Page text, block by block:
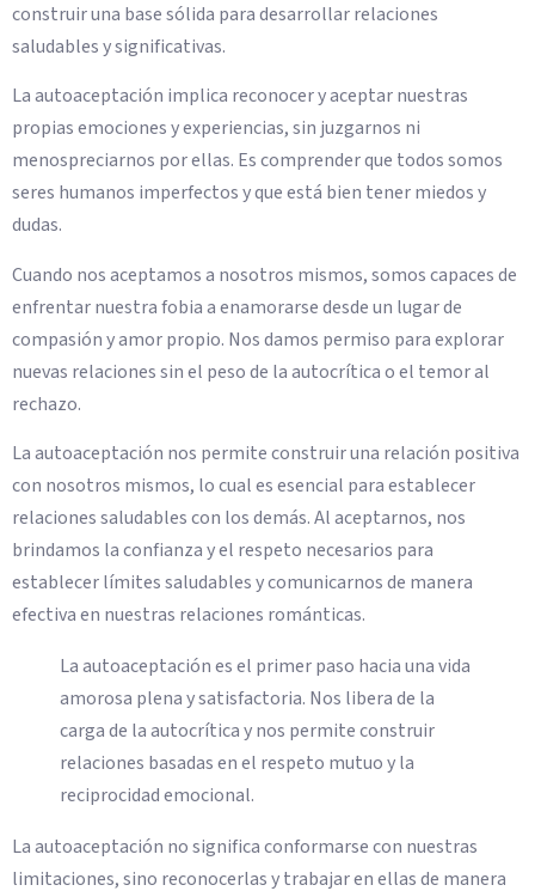
construir una base sólida para desarrollar relaciones
saludables y significativas.
La autoaceptación implica reconocer y aceptar nuestras
propias emociones y experiencias, sin juzgarnos ni
menospreciarnos por ellas. Es comprender que todos somos
seres humanos imperfectos y que está bien tener miedos y
dudas.
Cuando nos aceptamos a nosotros mismos, somos capaces de
enfrentar nuestra fobia a enamorarse desde un lugar de
compasión y amor propio. Nos damos permiso para explorar
nuevas relaciones sin el peso de la autocrítica o el temor al
rechazo.
La autoaceptación nos permite construir una relación positiva
con nosotros mismos, lo cual es esencial para establecer
relaciones saludables con los demás. Al aceptarnos, nos
brindamos la confianza y el respeto necesarios para
establecer límites saludables y comunicarnos de manera
efectiva en nuestras relaciones románticas.
La autoaceptación es el primer paso hacia una vida
amorosa plena y satisfactoria. Nos libera de la
carga de la autocrítica y nos permite construir
relaciones basadas en el respeto mutuo y la
reciprocidad emocional.
La autoaceptación no significa conformarse con nuestras
limitaciones, sino reconocerlas y trabajar en ellas de manera